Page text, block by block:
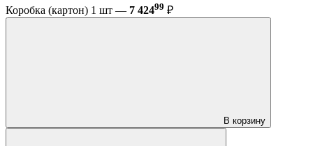
Коробка (картон) 1 шт — 7 42499 ₽
В корзину